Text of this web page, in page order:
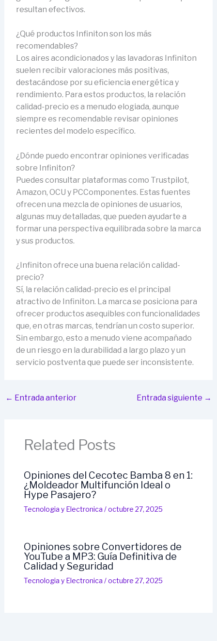
resultan efectivos.
¿Qué productos Infiniton son los más
recomendables?
Los aires acondicionados y las lavadoras Infiniton
suelen recibir valoraciones más positivas,
destacándose por su eficiencia energética y
rendimiento. Para estos productos, la relación
calidad-precio es a menudo elogiada, aunque
siempre es recomendable revisar opiniones
recientes del modelo específico.
¿Dónde puedo encontrar opiniones verificadas
sobre Infiniton?
Puedes consultar plataformas como Trustpilot,
Amazon, OCU y PCComponentes. Estas fuentes
ofrecen una mezcla de opiniones de usuarios,
algunas muy detalladas, que pueden ayudarte a
formar una perspectiva equilibrada sobre la marca
y sus productos.
¿Infiniton ofrece una buena relación calidad-
precio?
Sí, la relación calidad-precio es el principal
atractivo de Infiniton. La marca se posiciona para
ofrecer productos asequibles con funcionalidades
que, en otras marcas, tendrían un costo superior.
Sin embargo, esto a menudo viene acompañado
de un riesgo en la durabilidad a largo plazo y un
servicio postventa que puede ser inconsistente.
← Entrada anterior Entrada siguiente →
Related Posts
Opiniones del Cecotec Bamba 8 en 1:
¿Moldeador Multifunción Ideal o
Hype Pasajero?
Tecnologi­a y Electronica /octubre 27, 2025
Opiniones sobre Convertidores de
YouTube a MP3: Guía Definitiva de
Calidad y Seguridad
Tecnologi­a y Electronica /octubre 27, 2025